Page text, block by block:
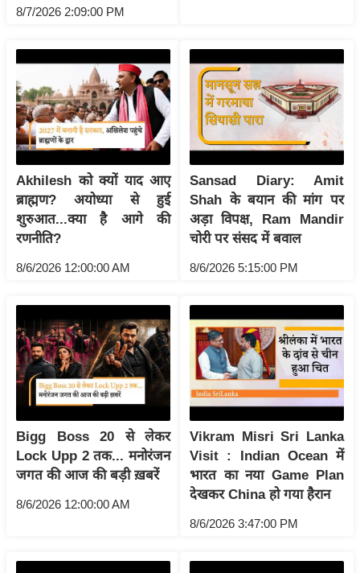
रं
न
ज
ग
त
बॉ
ली
वु
ड
हॉ
फि
ल्म
स
मी
क्षा
B
r
e
a
n
8/7/2026 2:09:00 PM
Akhilesh को क्यों याद आए
ब्राह्मण? अयोध्या से हुई
शुरुआत...क्या है आगे की
रणनीति?
8/6/2026 12:00:00 AM
Sansad Diary: Amit
Shah के बयान की मांग पर
अड़ा विपक्ष, Ram Mandir
चोरी पर संसद में बवाल
8/6/2026 5:15:00 PM
Bigg Boss 20 से लेकर
Lock Upp 2 तक... मनोरंजन
जगत की आज की बड़ी ख़बरें
8/6/2026 12:00:00 AM
Vikram Misri Sri Lanka
Visit : Indian Ocean में
भारत का नया Game Plan
देखकर China हो गया हैरान
8/6/2026 3:47:00 PM